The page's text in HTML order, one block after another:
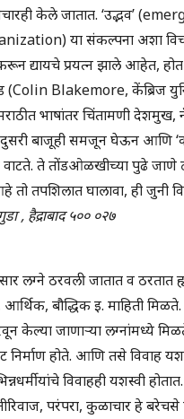
केले जातात. ‘उद्भव’
या संकल्पना अशा
द्यायचे प्रयत्न झाले आहेत,
Blakemore, केंब्रिज
भाषांतर चिंतामणी देशमुख,
बाजूही समजून घेऊन आणि
ते तोंडओळखीच्या पुढे जाणे
तपशिलात घालावा, ही जुनी
, हैद्राबाद ५०० ०२७
लग्ने ठरवली जातात व ठरतात
आर्थिक, बौद्धिक इ. माहिती
केल्या जाणाऱ्या लग्नांमध्ये
होते. आणि तसे विवाह
विवाहही यशस्वी
परंपरा, कुळाचार हे